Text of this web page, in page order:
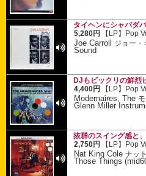
タイヘンにシャバダ
5,280円
【LP】 Pop
Joe Carroll ジョー・
Sound
DJもビックリの鮮烈
4,400円
【LP】 Pop
Modernaires, The
Glenn Miller
抜群のスイング感と
2,750円
【LP】 Pop
Nat King Coleナッ
Those Things